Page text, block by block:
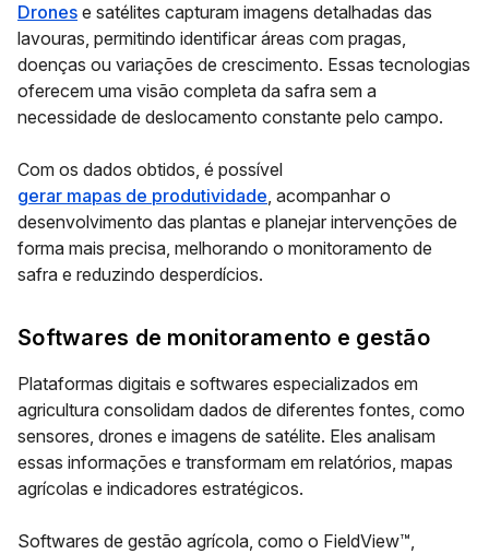
Drones e satélites capturam imagens detalhadas das
lavouras, permitindo identificar áreas com pragas,
doenças ou variações de crescimento. Essas tecnologias
oferecem uma visão completa da safra sem a
necessidade de deslocamento constante pelo campo.
Com os dados obtidos, é possível
gerar mapas de produtividade, acompanhar o
desenvolvimento das plantas e planejar intervenções de
forma mais precisa, melhorando o monitoramento de
safra e reduzindo desperdícios.
Softwares de monitoramento e gestão
Plataformas digitais e softwares especializados em
agricultura consolidam dados de diferentes fontes, como
sensores, drones e imagens de satélite. Eles analisam
essas informações e transformam em relatórios, mapas
agrícolas e indicadores estratégicos.
Softwares de gestão agrícola, como o FieldView™,